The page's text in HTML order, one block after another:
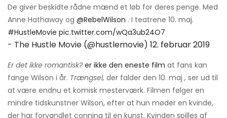
De giver beskidte rådne mænd et løb for deres penge. Med
Anne Hathaway og @RebelWilson . I teatrene 10. maj.
#HustleMovie pic.twitter.com/wQa3ub24O7
- The Hustle Movie (@hustlemovie) 12. februar 2019
Er det ikke romantisk? er ikke den eneste film at fans kan
fange Wilson i år. Trængsel, der falder den 10. maj , ser ud til
at være endnu et komisk mesterværk. Filmen følger en
mindre tidskunstner Wilson, efter at hun møder en kvinde,
der har forvandlet conning til en kunst. Kvinden spilles af